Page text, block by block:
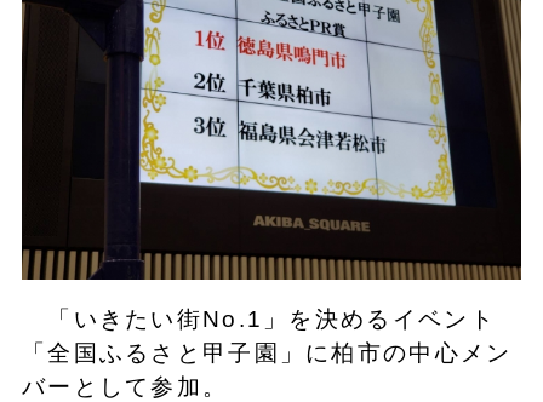
「いきたい街No.1」を決めるイベント
「全国ふるさと甲子園」に柏市の中心メン
バーとして参加。